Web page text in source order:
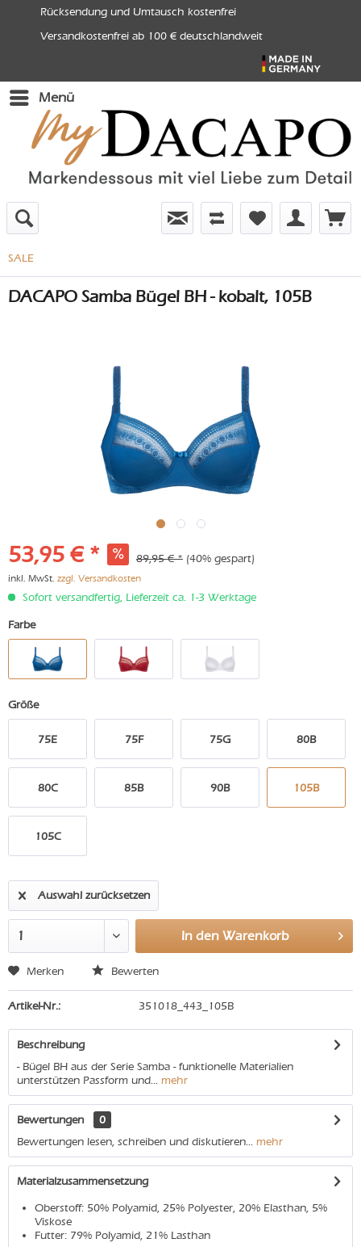
Rücksendung und Umtausch kostenfrei
Versandkostenfrei ab 100 € deutschlandweit
Menü
SALE
DACAPO Samba Bügel BH - kobalt, 105B
53,95 € * 89,95 € * (40% gespart)
inkl. MwSt. zzgl. Versandkosten
Sofort versandfertig, Lieferzeit ca. 1-3 Werktage
Farbe
Größe
75E 75F 75G 80B
80C 85B 90B 105B
105C
Auswahl zurücksetzen
In den Warenkorb
Merken Bewerten
Artikel-Nr.: 351018_443_105B
Beschreibung
- Bügel BH aus der Serie Samba - funktionelle Materialien
unterstützen Passform und... mehr
Bewertungen
0
Bewertungen lesen, schreiben und diskutieren... mehr
Materialzusammensetzung
Oberstoff: 50% Polyamid, 25% Polyester, 20% Elasthan, 5%
Viskose
Futter: 79% Polyamid, 21% Lasthan